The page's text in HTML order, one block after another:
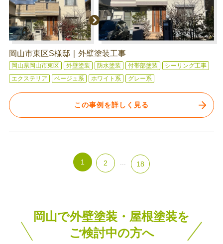
岡山市東区S様邸｜外壁塗装工事
岡山県岡山市東区 外壁塗装 防水塗装 付帯部塗装
シーリング工事
エクステリア
ベージュ系 ホワイト系 グレー系
この事例を詳しく見る
1 2 ... 18
岡山で外壁塗装・屋根塗装を
ご検討中の方へ